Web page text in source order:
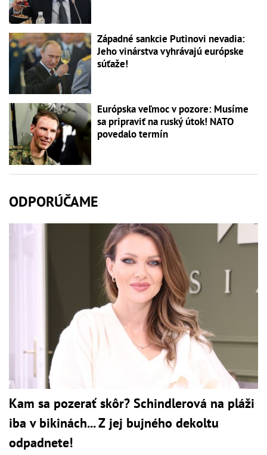
Západné sankcie Putinovi nevadia:
Jeho vinárstva vyhrávajú európske
súťaže!
Európska veľmoc v pozore: Musíme
sa pripraviť na ruský útok! NATO
povedalo termín
ODPORÚČAME
Kam sa pozerať skôr? Schindlerová na pláži
iba v bikinách... Z jej bujného dekoltu
odpadnete!